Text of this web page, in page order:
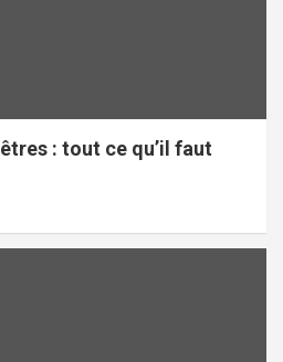
: tout ce qu’il faut